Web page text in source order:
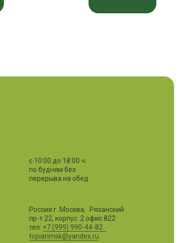
с 10:00 до 18:00 ч.
по будням без
перерыва на обед
Россия г. Москва, Рязанский
пр-т 22, корпус. 2 офис 822
тел: +7 (999) 990-44-82
topiarimsk@yandex.ru